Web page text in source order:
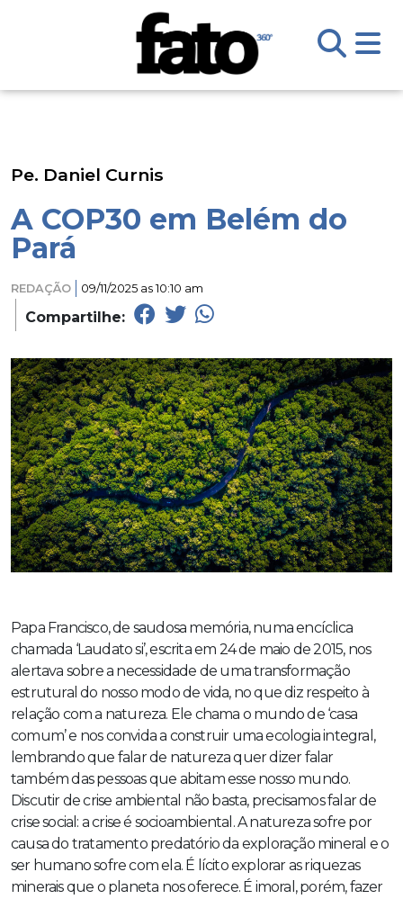
Pe. Daniel Curnis
A COP30 em Belém do
Pará
REDAÇÃO 09/11/2025 as 10:10 am
Compartilhe:
Papa Francisco, de saudosa memória, numa encíclica
chamada ‘Laudato si’, escrita em 24 de maio de 2015, nos
alertava sobre a necessidade de uma transformação
estrutural do nosso modo de vida, no que diz respeito à
relação com a natureza. Ele chama o mundo de ‘casa
comum’ e nos convida a construir uma ecologia integral,
lembrando que falar de natureza quer dizer falar
também das pessoas que abitam esse nosso mundo.
Discutir de crise ambiental não basta, precisamos falar de
crise social: a crise é socioambiental. A natureza sofre por
causa do tratamento predatório da exploração mineral e o
ser humano sofre com ela. É lícito explorar as riquezas
minerais que o planeta nos oferece. É imoral, porém, fazer